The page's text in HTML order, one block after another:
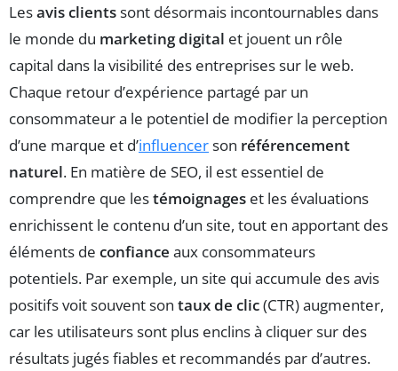
Lesavis clientssont désormais incontournables dans
le monde du marketing digital et jouent un rôle
capital dans la visibilité des entreprises sur le web.
Chaque retour d’expérience partagé par un
consommateur a le potentiel de modifier la perception
d’une marque et d’influencerson référencement
naturel. En matière de SEO, il est essentiel de
comprendre que lestémoignages et les évaluations
enrichissent le contenu d’un site, tout en apportant des
éléments de confiance aux consommateurs
potentiels. Par exemple, un site qui accumule des avis
positifs voit souvent son taux de clic(CTR) augmenter,
car les utilisateurs sont plus enclins à cliquer sur des
résultats jugés fiables et recommandés par d’autres.